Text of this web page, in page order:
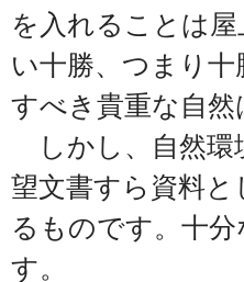
を入れることは
い十勝、つまり
すべき貴重な自
しかし、自然環
望文書すら資料
るものです。十
す。